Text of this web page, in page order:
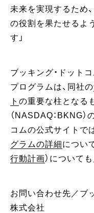
未来を実現するため
の役割を果たせるよ
す」
ブッキング・ドットコ
プログラムは、同社の
ト の重要な柱となる
（NASDAQ：BKNG
コムの公式サイトで
グラムの詳細につい
行動計画）について
お問い合わせ先／ブ
株式会社